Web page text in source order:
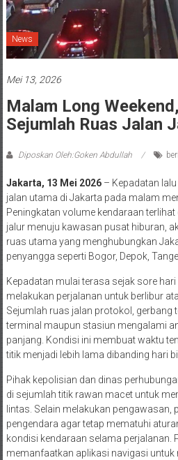
News
Mei 13, 2026
Malam Long
Sejumlah Ruas Jalan
Diposkan Oleh:Goken Abdullah
Jakarta, 13 Mei 2026– Kepadatan
jalan utama di Jakarta pada malam
Peningkatan volume kendaraan
jalur menuju kawasan pusat hiburan,
ruas utama yang menghubungkan
penyangga seperti Bogor, Depok,
Kepadatan mulai terasa sejak sore
melakukan perjalanan untuk berlibur
Sejumlah ruas jalan protokol, gerbang
terminal maupun stasiun mengalami
panjang. Kondisi ini membuat waktu
titik menjadi lebih lama dibanding hari
Pihak kepolisian dan dinas
di sejumlah titik rawan macet untuk
lintas. Selain melakukan pengawasan,
pengendara agar tetap mematuhi
kondisi kendaraan selama perjalanan.
memanfaatkan aplikasi navigasi untuk